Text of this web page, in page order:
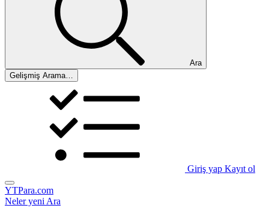
Ara
Gelişmiş Arama…
Giriş yap Kayıt ol
YTPara.com
Neler yeniAra